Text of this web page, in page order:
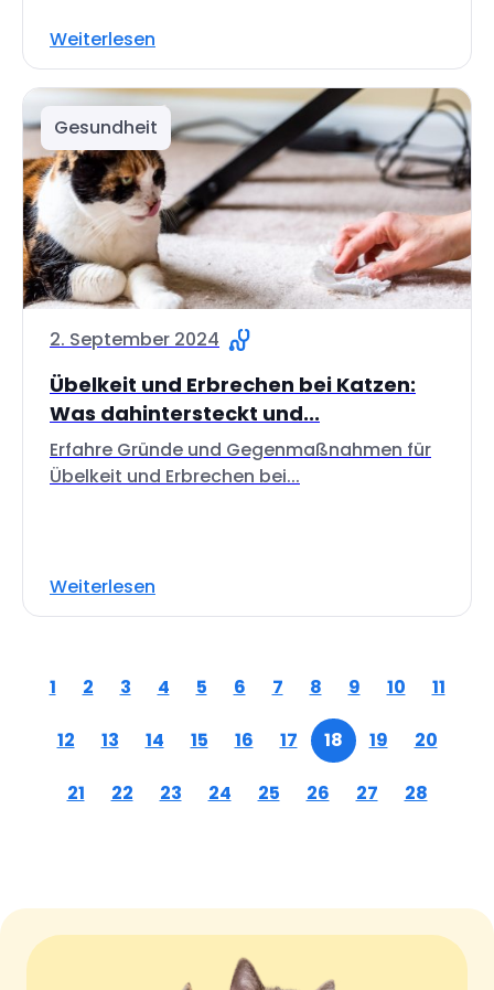
Weiterlesen
Gesundheit
2. September 2024
Übelkeit und Erbrechen bei Katzen:
Was dahintersteckt und...
Erfahre Gründe und Gegenmaßnahmen für
Übelkeit und Erbrechen bei...
Weiterlesen
1 2 3 4 5 6 7 8 9 10 11
12 13 14 15 16 17 18 19 20
21 22 23 24 25 26 27 28